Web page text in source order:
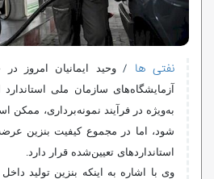
نفتی ها /وحید ایمانیان امروز در
آزمایشگاه‌های سازمان ملی
به‌ویژه در فرآیند نمونه‌برداری،
شود، اما در مجموع کیفیت بنزین
استانداردهای تعیین‌شده قرار دارد.
وی با اشاره به اینکه بنزین تولید